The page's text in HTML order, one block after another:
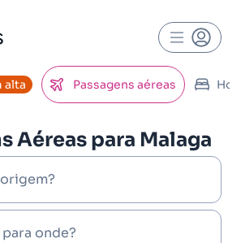
alta Passagens aéreas
Aéreas para Malaga
onde?